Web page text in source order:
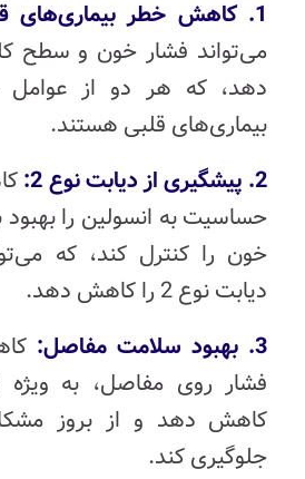
1. کاهش خطر بیماری‌های قلبی:
می‌تواند فشار خون و سطح
دهد، که هر دو از
بیماری‌های قلبی هستند.
2. پیشگیری از دیابت نوع 2:
حساسیت به انسولین را
خون را کنترل کند، که
دیابت نوع 2 را کاهش دهد.
3. بهبود سلامت مفاصل:
فشار روی مفاصل، به ویژه
کاهش دهد و از بروز
جلوگیری کند.